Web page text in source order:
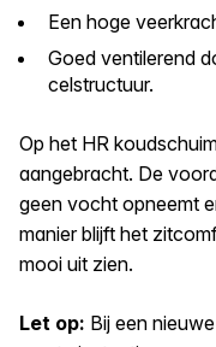
Een hoge
Goed ventilerend
celstructuur.
Op het HR
aangebracht. De
geen vocht opneemt
manier blijft het
mooi uit zien.
Let op: Bij een